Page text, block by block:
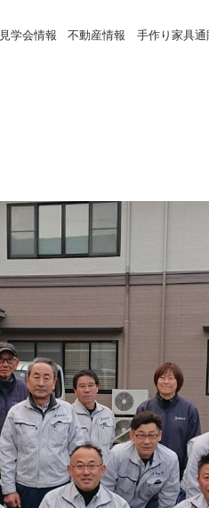
見学会情報 不動産情報 手作り家具通